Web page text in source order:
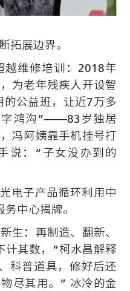
拓展边界。
越维修培训：2018年
为老年残疾人开设智
公益班，让近7万多
字鸿沟”——83岁独居
冯阿姨靠手机挂号打
说：“子女没办到的
电子产品循环利用中
中心揭牌。
生：再制造、翻新、
其数，”柯水昌解释
科普道具，修好后还
尽其用。” 冰冷的金